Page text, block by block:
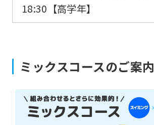
18:30【高学年】
ミックスコースのご案内